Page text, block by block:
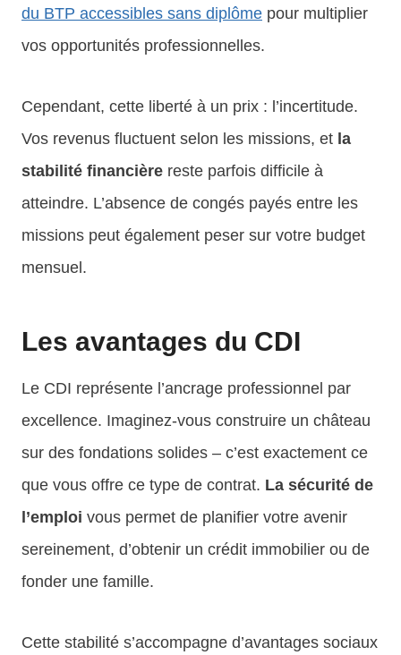
du BTP accessibles sans diplôme pour multiplier
vos opportunités professionnelles.
Cependant, cette liberté à un prix : l’incertitude.
Vos revenus fluctuent selon les missions, et la
stabilité financière reste parfois difficile à
atteindre. L’absence de congés payés entre les
missions peut également peser sur votre budget
mensuel.
Les avantages du CDI
Le CDI représente l’ancrage professionnel par
excellence. Imaginez-vous construire un château
sur des fondations solides – c’est exactement ce
que vous offre ce type de contrat. La sécurité de
l’emploi vous permet de planifier votre avenir
sereinement, d’obtenir un crédit immobilier ou de
fonder une famille.
Cette stabilité s’accompagne d’avantages sociaux